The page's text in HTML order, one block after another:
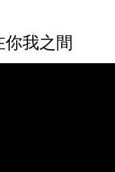
我之間